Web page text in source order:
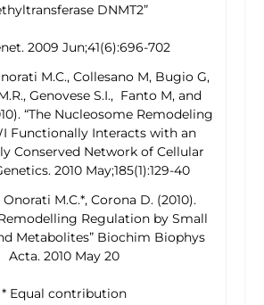
DNMT2”
2009 Jun;41(6):696-702
M.C., Collesano M, Bugio G,
Genovese S.I., Fanto M, and
“The Nucleosome Remodeling
Functionally Interacts with an
Conserved Network of Cellular
2010 May;185(1):129-40
M.C.*, Corona D. (2010).
Regulation by Small
Metabolites” Biochim Biophys
Acta. 2010 May 20
* Equal contribution